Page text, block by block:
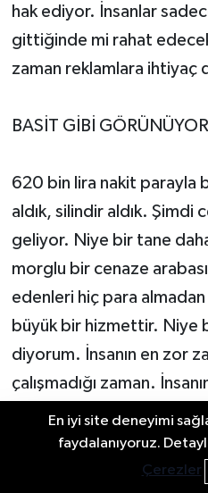
hak ediyor. İnsanlar
gittiğinde mi rahat
zaman reklamlara ihtiyaç
BASİT GİBİ
620 bin lira nakit parayla
aldık, silindir aldık. Şimdi
geliyor. Niye bir tane daha
morglu bir cenaze
edenleri hiç para
büyük bir hizmettir. Niye
diyorum. İnsanın en zor
çalışmadığı zaman.
zaman. Ben defalarca
tane cenaze çıktı bizim.
büyükbabamız,
En iyi site deneyimi
faydalanıyoruz.
Çerezler
Bartın'da Şafak
Şüpheli Aranıyor